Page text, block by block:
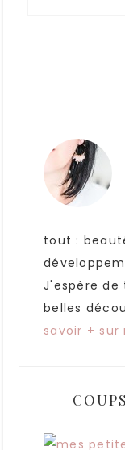
tout :
J'espère
belles
savoir + sur